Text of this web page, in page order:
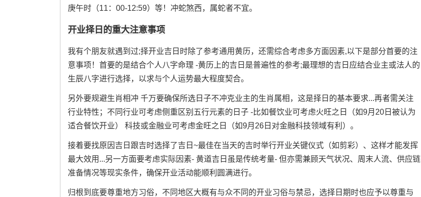
庚午时（11：00-12:59）等！冲蛇煞西，属蛇者不宜。
开业择日的重大注意事项
我有个朋友就遇到过;择开业吉日时除了参考通用黄历，还需综合考虑多方面因素,以下是部分首要的注
意事项！首要的是结合个人八字命理 -黄历上的吉日是普遍性的参考;最理想的吉日应结合业主或法人的
生辰八字进行选择，以求与个人运势最大程度契合。
另外要规避生肖相冲 千万要确保所选日子不冲克业主的生肖属相，这是择日的基本要求...再者需关注
行业特性；不同行业可考虑侧重区别五行元素的日子 -比如餐饮业可考虑火旺之日（如9月20日被认为
适合餐饮开业） 科技或金融业可考虑金旺之日（如9月26日对金融科技领域有利）。
接着要找原因吉日跟吉时选择了吉日~最佳在当天的吉时举行开业关键仪式（如剪彩）、这样才能发挥
最大效用...另一方面要考虑实际因素- 黄道吉日虽是传统考量- 但亦需兼顾天气状况、周末人流、供应链
准备情况等现实条件，确保开业活动能顺利圆满进行。
归根到底要尊重地方习俗，不同地区大概有与众不同的开业习俗与禁忌，选择日期时也应予以尊重与